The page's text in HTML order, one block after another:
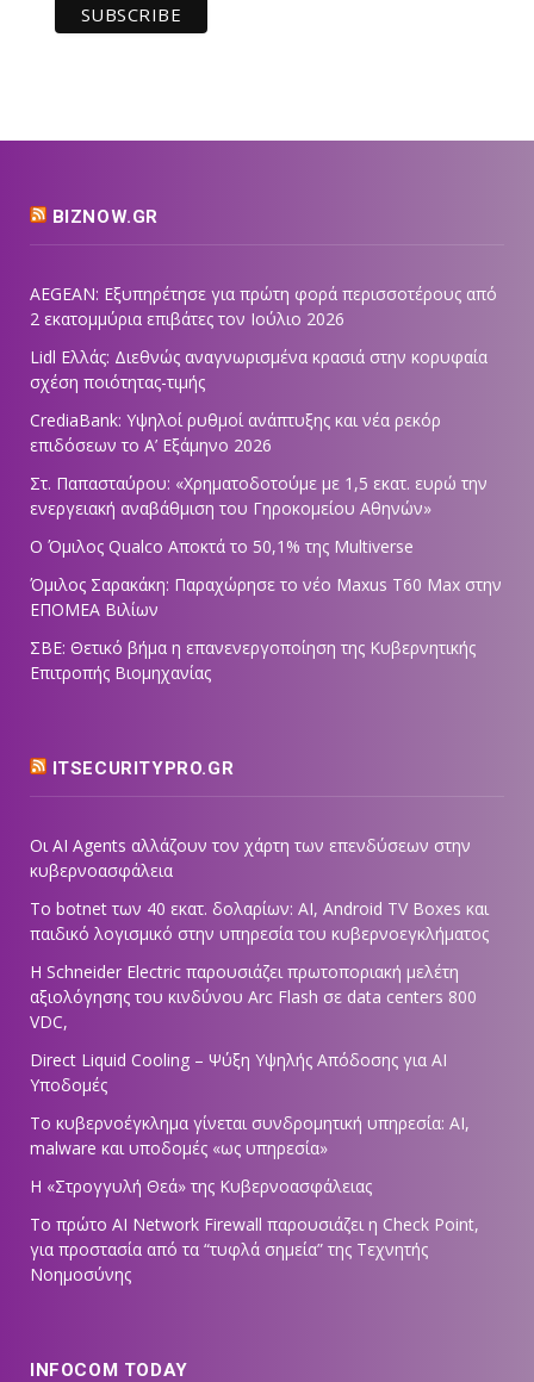
BIZNOW.GR
AEGEAN: Εξυπηρέτησε για πρώτη φορά περισσοτέρους από
2 εκατομμύρια επιβάτες τον Ιούλιο 2026
Lidl Ελλάς: Διεθνώς αναγνωρισμένα κρασιά στην κορυφαία
σχέση ποιότητας-τιμής
CrediaBank: Υψηλοί ρυθμοί ανάπτυξης και νέα ρεκόρ
επιδόσεων το Α’ Εξάμηνο 2026
Στ. Παπασταύρου: «Χρηματοδοτούμε με 1,5 εκατ. ευρώ την
ενεργειακή αναβάθμιση του Γηροκομείου Αθηνών»
Ο Όμιλος Qualco Αποκτά το 50,1% της Multiverse
Όμιλος Σαρακάκη: Παραχώρησε το νέο Maxus T60 Max στην
ΕΠΟΜΕΑ Βιλίων
ΣΒΕ: Θετικό βήμα η επανενεργοποίηση της Κυβερνητικής
Επιτροπής Βιομηχανίας
ITSECURITYPRO.GR
Οι AI Agents αλλάζουν τον χάρτη των επενδύσεων στην
κυβερνοασφάλεια
Το botnet των 40 εκατ. δολαρίων: AI, Android TV Boxes και
παιδικό λογισμικό στην υπηρεσία του κυβερνοεγκλήματος
Η Schneider Electric παρουσιάζει πρωτοποριακή μελέτη
αξιολόγησης του κινδύνου Arc Flash σε data centers 800
VDC,
Direct Liquid Cooling – Ψύξη Υψηλής Απόδοσης για AI
Υποδομές
Το κυβερνοέγκλημα γίνεται συνδρομητική υπηρεσία: AI,
malware και υποδομές «ως υπηρεσία»
Η «Στρογγυλή Θεά» της Κυβερνοασφάλειας
Tο πρώτο AI Network Firewall παρουσιάζει η Check Point,
για προστασία από τα “τυφλά σημεία” της Τεχνητής
Νοημοσύνης
INFOCOM TODAY